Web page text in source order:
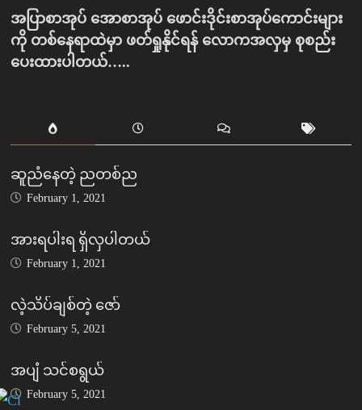
အပြာစာအုပ် အောစာအုပ် ဖောင်းဒိုင်းစာအုပ်ကောင်းများ
ကို တစ်နေရာထဲမှာ ဖတ်ရှုနိုင်ရန် လောကအလှမှ စုစည်း
ပေးထားပါတယ်…..
ဆူညံနေတဲ့ ညတစ်ည
February 1, 2021
အားရပါးရ ရှိလှပါတယ်
February 1, 2021
လဲ့သိပ်ချစ်တဲ့ ဇော်
February 5, 2021
အပျံ သင်စရွယ်
February 5, 2021